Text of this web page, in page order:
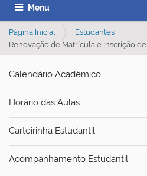
Toggle navigation
Página Inicial
Estudantes
Renovação de Matrícula e Inscrição
Calendário Acadêmico
Horário das Aulas
Carteirinha Estudantil
Acompanhamento Estudantil